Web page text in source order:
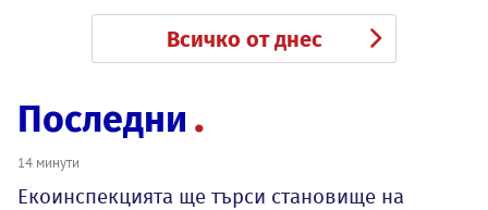
Всичко от днес
Последни
14 минути
Екоинспекцията ще търси становище на